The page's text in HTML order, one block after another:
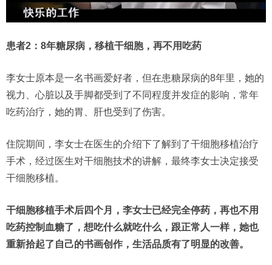
患者2：8年糖尿病，移植干细胞，再不用吃药
李女士原本是一名书画爱好者，但在患糖尿病的8年里，她的
视力、心脏以及手脚都受到了不同程度并发症的影响，常年
吃药治疗，她的胃、肝也受到了伤害。
住院期间，李女士在医生的介绍下了解到了干细胞移植治疗
手术，经过医生对干细胞技术的讲解，最终李女士决定接受
干细胞移植。
干细胞移植手术后四个月，李女士已经完全停药，再也不用
吃药控制血糖了，想吃什么就吃什么，跟正常人一样，她也
重新拾起了自己的书画创作，生活品质有了明显的改善。